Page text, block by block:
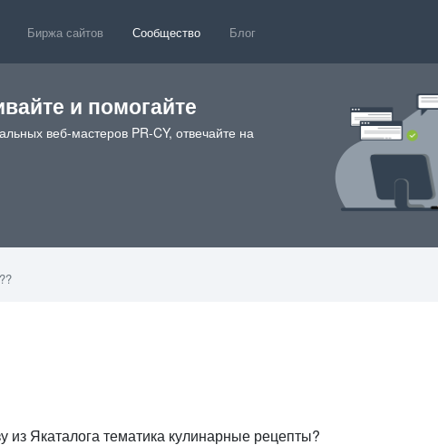
Биржа сайтов Сообщество Блог
и помогайте
веб-мастеров PR-CY, отвечайте на
из Якаталога тематика кулинарные рецепты?